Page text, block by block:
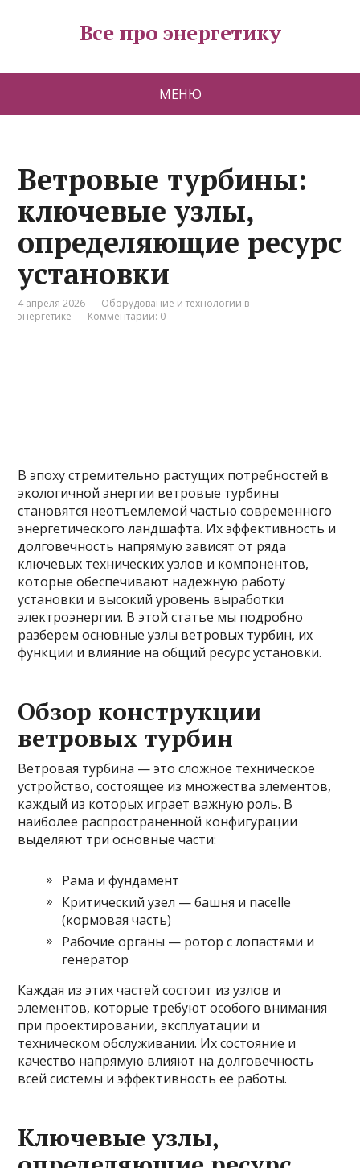
Все про энергетику
МЕНЮ
Ветровые турбины:
ключевые узлы,
определяющие ресурс
установки
4 апреля 2026
Оборудование и технологии в
энергетике
Комментарии: 0
В эпоху стремительно растущих потребностей в
экологичной энергии ветровые турбины
становятся неотъемлемой частью современного
энергетического ландшафта. Их эффективность и
долговечность напрямую зависят от ряда
ключевых технических узлов и компонентов,
которые обеспечивают надежную работу
установки и высокий уровень выработки
электроэнергии. В этой статье мы подробно
разберем основные узлы ветровых турбин, их
функции и влияние на общий ресурс установки.
Обзор конструкции
ветровых турбин
Ветровая турбина — это сложное техническое
устройство, состоящее из множества элементов,
каждый из которых играет важную роль. В
наиболее распространенной конфигурации
выделяют три основные части:
Рама и фундамент
Критический узел — башня и nacelle
(кормовая часть)
Рабочие органы — ротор с лопастями и
генератор
Каждая из этих частей состоит из узлов и
элементов, которые требуют особого внимания
при проектировании, эксплуатации и
техническом обслуживании. Их состояние и
качество напрямую влияют на долговечность
всей системы и эффективность ее работы.
Ключевые узлы,